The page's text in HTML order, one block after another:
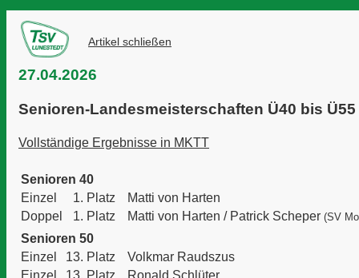
Artikel schließen
27.04.2026
Senioren-Landesmeisterschaften Ü40 bis Ü55
Vollständige Ergebnisse in MKTT
Senioren 40
Einzel
1. Platz
Matti von Harten
Doppel
1. Platz Matti von Harten / Patrick Scheper (SV
Senioren 50
Einzel
13. Platz
Volkmar Raudszus